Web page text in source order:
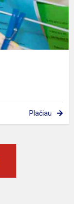
Plačiau